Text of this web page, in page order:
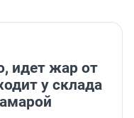
идет жар от
у склада